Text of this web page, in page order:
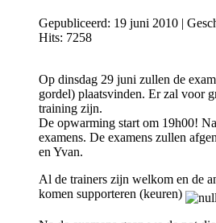
Gepubliceerd: 19 juni 2010 |
Hits: 7258
Op dinsdag 29 juni zullen de
gordel) plaatsvinden. Er zal voor
training zijn.
De opwarming start om 19h00!
examens. De examens zullen
en Yvan.
Al de trainers zijn welkom en de
komen supporteren (keuren)